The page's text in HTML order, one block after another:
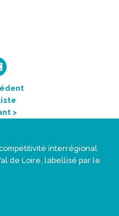
>
interrégional
de Loire, labellisé par le